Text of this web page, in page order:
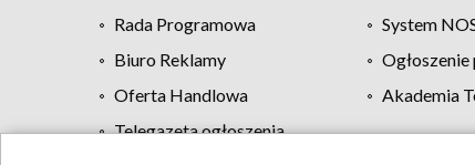
Rada Programowa
System
Biuro Reklamy
Oferta Handlowa
Akademia
Telegazeta ogłoszenia